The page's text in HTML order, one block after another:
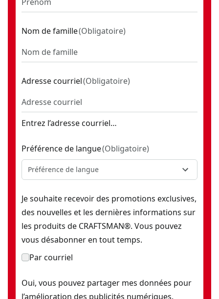
Nom de famille(Obligatoire)
Adresse courriel(Obligatoire)
Entrez l’adresse courriel…
Préférence de langue(Obligatoire)
Préférence de langue
Je souhaite recevoir des promotions exclusives,
des nouvelles et les dernières informations sur
les produits de CRAFTSMAN®. Vous pouvez
vous désabonner en tout temps.
Par courriel
Oui, vous pouvez partager mes données pour
l’amélioration des publicités numériques.